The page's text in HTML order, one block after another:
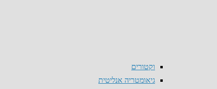
וקטורים
גיאומטריה אנליטית